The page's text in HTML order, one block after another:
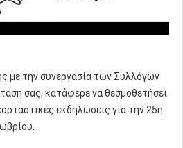
με την συνεργασία των Συλλόγων
σας, κατάφερε να θεσμοθετήσει
εκδηλώσεις για την 25η